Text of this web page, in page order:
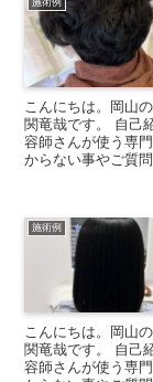
施術例
こんにちは。岡山
関竜哉です。 自己
容師さんが使う専
からない事やご質
施術例
こんにちは。岡山
関竜哉です。 自己
容師さんが使う専